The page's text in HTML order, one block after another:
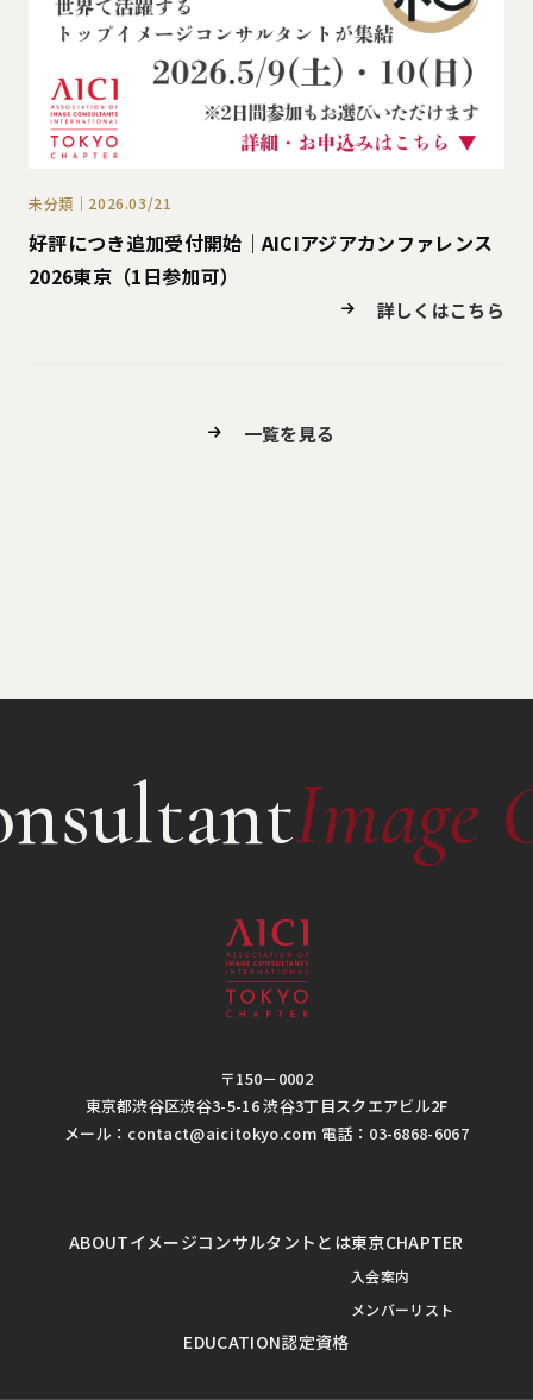
未分類｜2026.03/21
好評につき追加受付開始｜AICIアジアカンファレンス
2026東京（1日参加可）
詳しくはこちら
一覧を見る
Image
〒150－0002
東京都渋谷区渋谷3-5-16 渋谷3丁目スクエアビル2F
メール：contact@aicitokyo.com 電話：03-6868-6067
ABOUTイメージコンサルタントとは東京CHAPTER
入会案内
メンバーリスト
EDUCATION認定資格